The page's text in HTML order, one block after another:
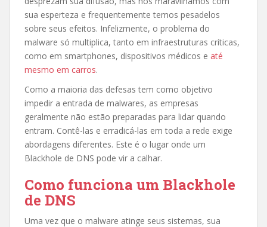
sua esperteza e frequentemente temos pesadelos
sobre seus efeitos. Infelizmente, o problema do
malware só multiplica, tanto em infraestruturas críticas,
como em smartphones, dispositivos médicos e até
mesmo em carros.
Como a maioria das defesas tem como objetivo
impedir a entrada de malwares, as empresas
geralmente não estão preparadas para lidar quando
entram. Contê-las e erradicá-las em toda a rede exige
abordagens diferentes. Este é o lugar onde um
Blackhole de DNS pode vir a calhar.
Como funciona um Blackhole
de DNS
Uma vez que o malware atinge seus sistemas, sua